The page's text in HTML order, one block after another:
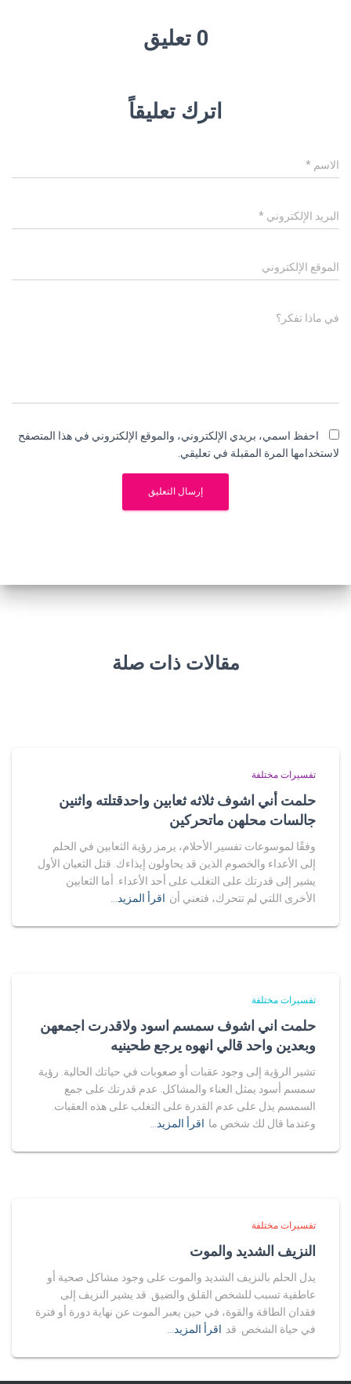
0 تعليق
اترك تعليقاً
الاسم *
البريد الإلكتروني *
الموقع الإلكتروني
في ماذا تفكر؟
احفظ اسمي، بريدي الإلكتروني، والموقع الإلكتروني في هذا المتصفح
لاستخدامها المرة المقبلة في تعليقي.
مقالات ذات صلة
تفسيرات مختلفة
حلمت أني اشوف ثلاثه ثعابين واحدقتلته واثنين
جالسات محلهن ماتحركين
وفقًا لموسوعات تفسير الأحلام، يرمز رؤية الثعابين في الحلم
إلى الأعداء والخصوم الذين قد يحاولون إيذاءك. قتل الثعبان الأول
يشير إلى قدرتك على التغلب على أحد الأعداء. أما الثعابين
الأخرى اللتي لم تتحرك، فتعني أن اقرأ المزيد…
تفسيرات مختلفة
حلمت اني اشوف سمسم اسود ولاقدرت اجمعهن
وبعدين واحد قالي انهوه يرجع طحينيه
تشير الرؤية إلى وجود عقبات أو صعوبات في حياتك الحالية. رؤية
سمسم أسود يمثل العناء والمشاكل. عدم قدرتك على جمع
السمسم يدل على عدم القدرة على التغلب على هذه العقبات.
وعندما قال لك شخص ما اقرأ المزيد…
تفسيرات مختلفة
النزيف الشديد والموت
يدل الحلم بالنزيف الشديد والموت على وجود مشاكل صحية أو
عاطفية تسبب للشخص القلق والضيق. قد يشير النزيف إلى
فقدان الطاقة والقوة، في حين يعبر الموت عن نهاية دورة أو فترة
في حياة الشخص. قد اقرأ المزيد…